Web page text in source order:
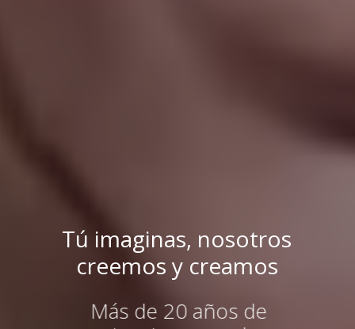
Tú imaginas, nosotros
creemos y creamos
Más de 20 años de